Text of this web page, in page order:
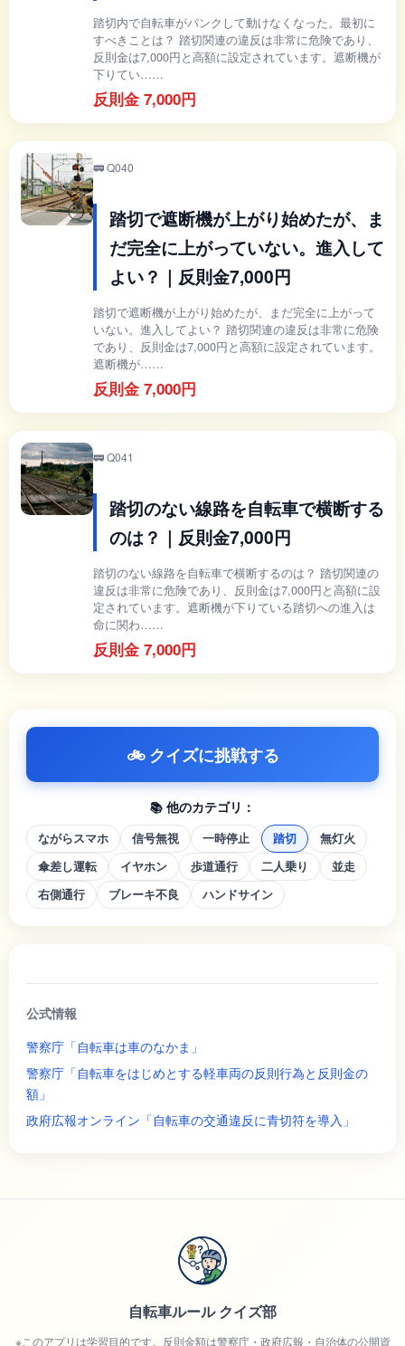
踏切内で自転車がパンクして動けなくなった。最初に
すべきことは？ 踏切関連の違反は非常に危険であり、
反則金は7,000円と高額に設定されています。遮断機が
下りてい……
反則金 7,000円
🚃 Q040
踏切で遮断機が上がり始めたが、ま
だ完全に上がっていない。進入して
よい？｜反則金7,000円
踏切で遮断機が上がり始めたが、まだ完全に上がって
いない。進入してよい？ 踏切関連の違反は非常に危険
であり、反則金は7,000円と高額に設定されています。
遮断機が……
反則金 7,000円
🚃 Q041
踏切のない線路を自転車で横断する
のは？｜反則金7,000円
踏切のない線路を自転車で横断するのは？ 踏切関連の
違反は非常に危険であり、反則金は7,000円と高額に設
定されています。遮断機が下りている踏切への進入は
命に関わ……
反則金 7,000円
🚲 クイズに挑戦する
📚 他のカテゴリ：
ながらスマホ 信号無視 一時停止 踏切
無灯火
傘差し運転
イヤホン 歩道通行 二人乗り
並走
右側通行
ブレーキ不良 ハンドサイン
公式情報
警察庁「自転車は車のなかま」
警察庁「自転車をはじめとする軽車両の反則行為と反則金の
額」
政府広報オンライン「自転車の交通違反に青切符を導入」
自転車ルール クイズ部
※このアプリは学習目的です。反則金額は警察庁・政府広報・自治体の公開資